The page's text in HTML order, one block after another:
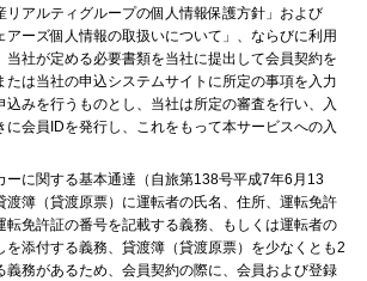
リアルティグループの個人情報保護方針」および
アーズ個人情報の取扱いについて」、ならびに利用
当社が定める必要書類を当社に提出して会員契約を
たは当社の申込システムサイトに所定の事項を入力
込みを行うものとし、当社は所定の審査を行い、入
に会員IDを発行し、これをもって本サービスへの入
ーに関する基本通達（自旅第138号平成7年6月13
渡簿（貸渡原票）に運転者の氏名、住所、運転免許
転免許証の番号を記載する義務、もしくは運転者の
を添付する義務、貸渡簿（貸渡原票）を少なくとも2
義務があるため、会員契約の際に、会員および登録